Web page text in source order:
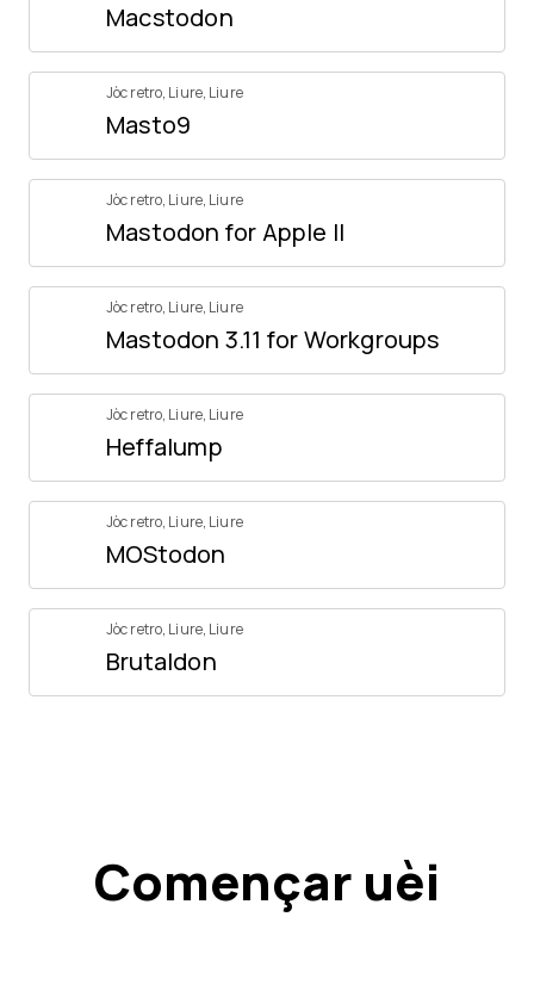
Macstodon
Jòc retro, Liure, Liure
Masto9
Jòc retro, Liure, Liure
Mastodon for Apple II
Jòc retro, Liure, Liure
Mastodon 3.11 for Workgroups
Jòc retro, Liure, Liure
Heffalump
Jòc retro, Liure, Liure
MOStodon
Jòc retro, Liure, Liure
Brutaldon
Començar uèi